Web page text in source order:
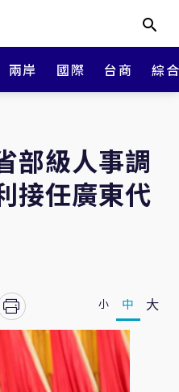
兩岸 國際 台商 綜
部級人事調
任廣東代
小 中 大